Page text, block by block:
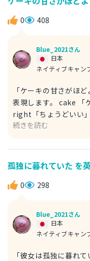
存、出席、参列
とても～ない talk 話す 「山積みの～」は他にも stacks of
高いんだ。
0 408
Blue_2021さん
ネイティブキャン
日本
「ケーキの甘さがほ
表現します。 cake 「ケーキ」、sweetness「甘さ」、just
right「ちょうどいい
ます。 ケーキの数え方は、 a piece of を使います。 例文
た。 ちなみにこの cake を使って、お餅を表現する言い方が
あります。 rice cake お餅 a round rice cake 鏡餅 piece
of cake 簡単、楽勝
の朝飯前だ。
続きを読む
孤独に暮れていた を
0 298
Blue_2021さん
ネイティブキャン
日本
「彼女は孤独に暮れ